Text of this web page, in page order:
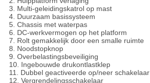
3. Multi-geleidingskatrol op mast
4. Duurzaam basissysteem
5. Chassis met waterpas
6. DC-werkvermogen op het platform
7. Rolt gemakkelijk door een smalle ruimte
8. Noodstopknop
9. Overbelastingsbeveiliging
10. Ingebouwde drukontlastklep
11. Dubbel geactiveerde op/neer schakelaar
12. Vergrendelingsschakelaar